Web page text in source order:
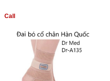
Call